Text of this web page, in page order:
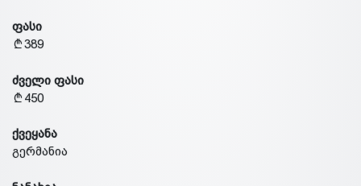
ფასი
389
ძველი ფასი
450
ქვეყანა
გერმანია